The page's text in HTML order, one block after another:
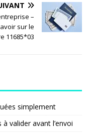
–
sur le
11685*03
simplement
valider avant l’envoi